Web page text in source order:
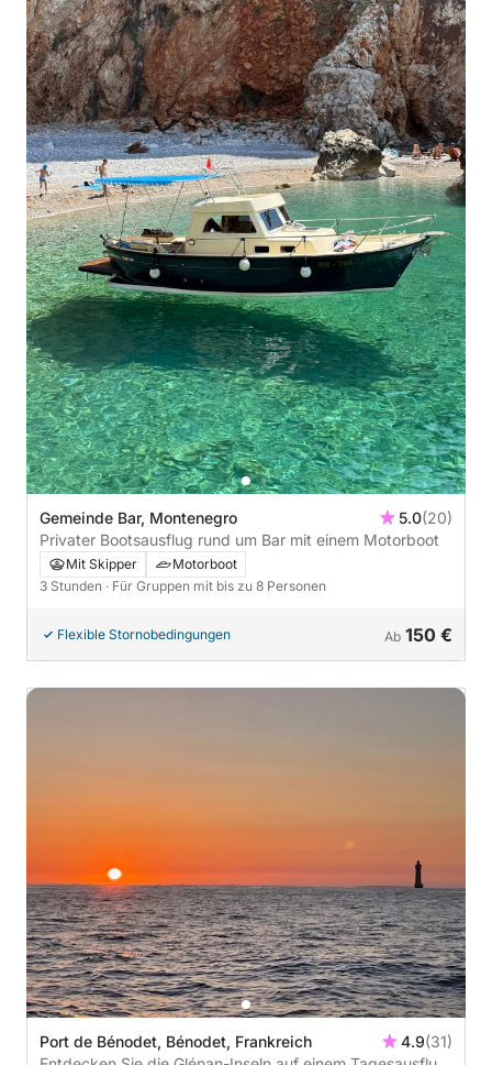
Gemeinde Bar, Montenegro 5.0(20)
Privater Bootsausflug rund um Bar mit einem Motorboot
Mit Skipper
Motorboot
3 Stunden · Für Gruppen mit bis zu 8 Personen
Flexible Stornobedingungen Ab 150 €
Port de Bénodet, Bénodet, Frankreich 4.9(31)